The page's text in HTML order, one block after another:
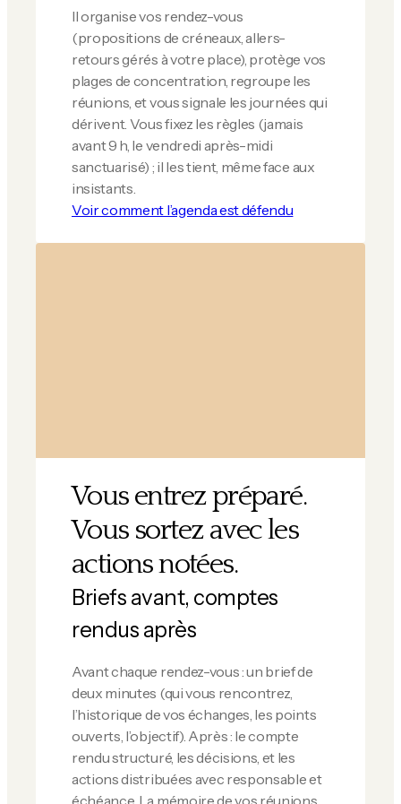
Il organise vos rendez-vous
(propositions de créneaux, allers-
retours gérés à votre place), protège vos
plages de concentration, regroupe les
réunions, et vous signale les journées qui
dérivent. Vous fixez les règles (jamais
avant 9 h, le vendredi après-midi
sanctuarisé) ; il les tient, même face aux
insistants.
Voir comment l’agenda est défendu
Vous entrez préparé.
Vous sortez avec les
actions notées.
Briefs avant, comptes
rendus après
Avant chaque rendez-vous : un brief de
deux minutes (qui vous rencontrez,
l’historique de vos échanges, les points
ouverts, l’objectif). Après : le compte
rendu structuré, les décisions, et les
actions distribuées avec responsable et
échéance. La mémoire de vos réunions